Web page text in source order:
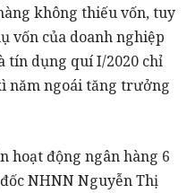
không thiếu vốn, tuy
vốn của doanh nghiệp
tín dụng quí I/2020 chỉ
năm ngoái tăng trưởng
hoạt động ngân hàng 6
NHNN Nguyễn Thị